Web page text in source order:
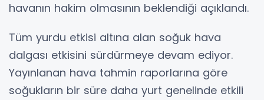
havanın hakim olmasının beklendiği açıklandı.
Tüm yurdu etkisi altına alan soğuk hava
dalgası etkisini sürdürmeye devam ediyor.
Yayınlanan hava tahmin raporlarına göre
soğukların bir süre daha yurt genelinde etkili